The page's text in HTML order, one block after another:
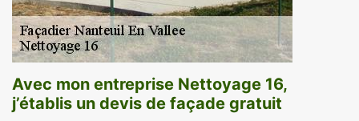
Avec mon entreprise Nettoyage 16,
j’établis un devis de façade gratuit